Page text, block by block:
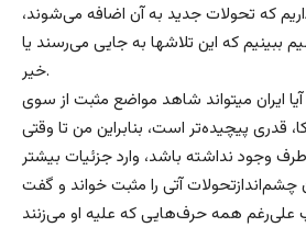
که تحولات جدید به آن اضافه می‌شوند،
ببینیم که این تلاشها به جایی می‌رسند یا
خیر.
ایران میتواند شاهد مواضع مثبت از سوی
قدری پیچیده‌تر است، بنابراین من تا وقتی
وجود نداشته باشد، وارد جزئیات بیشتر
آتی را مثبت خواند و گفت
علی‌رغم همه حرف‌هایی که علیه او می‌زنند